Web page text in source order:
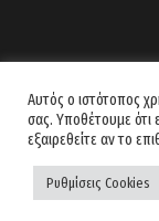
Copyright 2022 © likesense.gr
Αυτός ο ιστότοπος
σας. Υποθέτουμε ότι
εξαιρεθείτε αν το
Ρυθμίσεις Cookies